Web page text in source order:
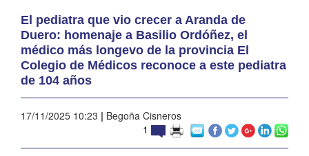
El pediatra que vio crecer a Aranda de
Duero: homenaje a Basilio Ordóñez, el
médico más longevo de la provincia El
Colegio de Médicos reconoce a este pediatra
de 104 años
17/11/2025 10:23 | Begoña Cisneros
1